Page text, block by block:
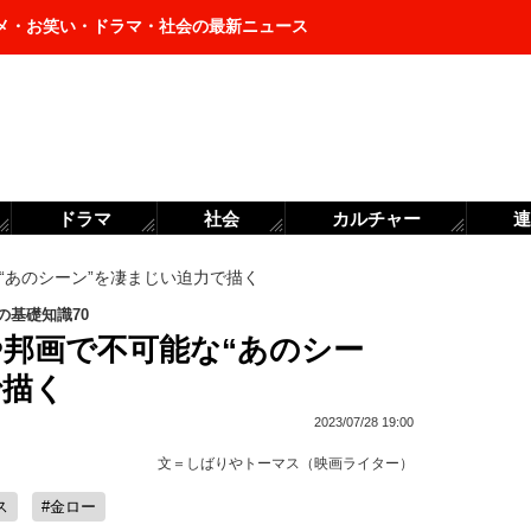
・お笑い・ドラマ・社会の最新ニュース
“あのシーン”を凄まじい迫力で描く
基礎知識70
画で不可能な“あのシー
く
2023/07/28 19:00
文＝ しばりやトーマス（映画ライター）
#金ロー
ドラマ 社会 カルチャー